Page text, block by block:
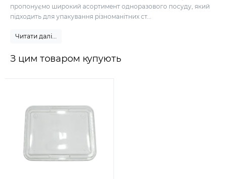
пропонуємо широкий асортимент одноразового посуду, який
підходить для упакування різноманітних ст...
Читати далі...
З цим товаром купують